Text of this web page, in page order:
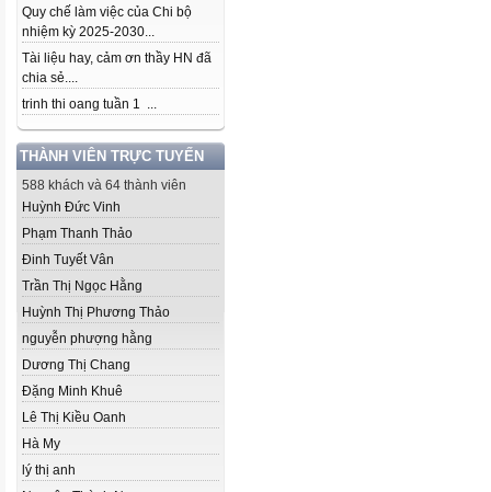
Quy chế làm việc của Chi bộ
nhiệm kỳ 2025-2030...
Tài liệu hay, cảm ơn thầy HN đã
chia sẻ....
trinh thi oang tuần 1 ...
THÀNH VIÊN TRỰC TUYẾN
588 khách và 64 thành viên
Huỳnh Đức Vinh
Phạm Thanh Thảo
Đinh Tuyết Vân
Trần Thị Ngọc Hằng
Huỳnh Thị Phương Thảo
nguyễn phượng hằng
Dương Thị Chang
Đặng Minh Khuê
Lê Thị Kiều Oanh
Hà My
lý thị anh